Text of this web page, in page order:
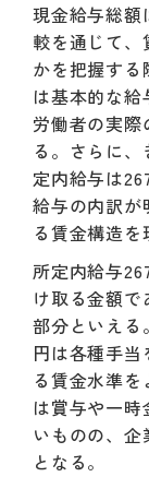
現金給与総額
較を通じて
かを把握す
は基本的な給
労働者の実
る。さらに
定内給与は
給与の内訳が
る賃金構造を
所定内給与
け取る金額
部分といえる
円は各種手
る賃金水準
は賞与や一
いものの、
となる。